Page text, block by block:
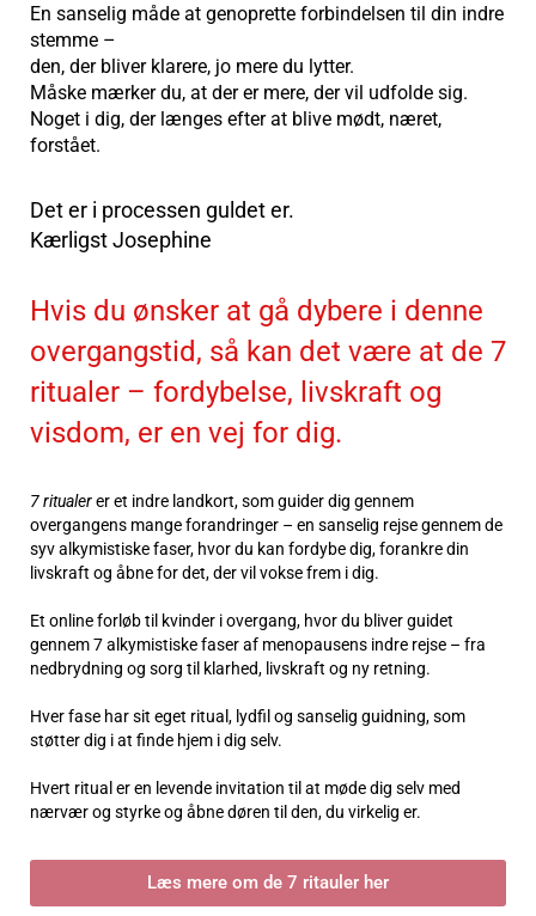
En sanselig måde at genoprette forbindelsen til din indre
stemme –
den, der bliver klarere, jo mere du lytter.
Måske mærker du, at der er mere, der vil udfolde sig.
Noget i dig, der længes efter at blive mødt, næret,
forstået.
Det er i processen guldet er.
Kærligst Josephine
Hvis du ønsker at gå dybere i denne
overgangstid, så kan det være at de 7
ritualer – fordybelse, livskraft og
visdom, er en vej for dig.
7 ritualerer et indre landkort, som guider dig gennem
overgangens mange forandringer – en sanselig rejse gennem de
syv alkymistiske faser, hvor du kan fordybe dig, forankre din
livskraft og åbne for det, der vil vokse frem i dig.
Et online forløb til kvinder i overgang, hvor du bliver guidet
gennem 7 alkymistiske faser af menopausens indre rejse – fra
nedbrydning og sorg til klarhed, livskraft og ny retning.
Hver fase har sit eget ritual, lydfil og sanselig guidning, som
støtter dig i at finde hjem i dig selv.
Hvert ritual er en levende invitation til at møde dig selv med
nærvær og styrke og åbne døren til den, du virkelig er.
Læs mere om de 7 ritauler her